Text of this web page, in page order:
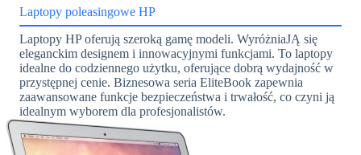
Laptopy poleasingowe HP
Laptopy HP oferują szeroką gamę modeli. WyróżniaJĄ się
eleganckim designem i innowacyjnymi funkcjami. To laptopy
idealne do codziennego użytku, oferujące dobrą wydajność w
przystępnej cenie. Biznesowa seria EliteBook zapewnia
zaawansowane funkcje bezpieczeństwa i trwałość, co czyni ją
idealnym wyborem dla profesjonalistów.